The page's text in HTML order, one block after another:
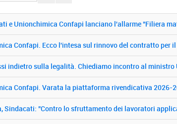
e Unionchimica Confapi lanciano l'allarme "Filiera
Confapi. Ecco l'intesa sul rinnovo del contratto per
indietro sulla legalità. Chiediamo incontro al ministro
Confapi. Varata la piattaforma rivendicativa 2026-
Sindacati: "Contro lo sfruttamento dei lavoratori